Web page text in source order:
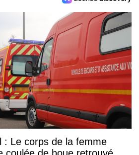
: Le corps de la femme